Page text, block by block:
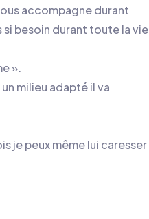
accompagne durant
besoin durant toute la vie
».
milieu adapté il va
je peux même lui caresser